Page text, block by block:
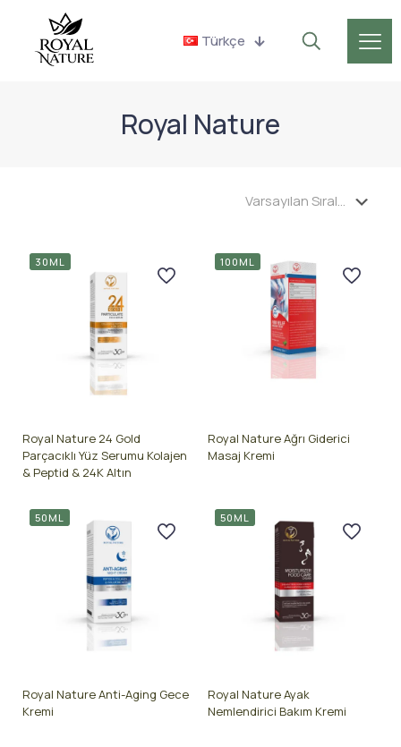
Türkçe
Royal Nature
30ML
Royal Nature 24 Gold
Parçacıklı Yüz Serumu Kolajen
& Peptid & 24K Altın
100ML
Royal Nature Ağrı Giderici
Masaj Kremi
50ML
Royal Nature Anti-Aging Gece
Kremi
50ML
Royal Nature Ayak
Nemlendirici Bakım Kremi